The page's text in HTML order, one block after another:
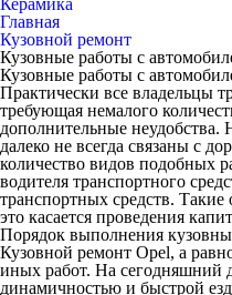
Керамика
Главная
Кузовной ремонт
Кузовные работы с
Кузовные работы с
Практически все владельцы
требующая немалого
дополнительные неудобства.
далеко не всегда связаны с
количество видов подобных
водителя транспортного
транспортных средств. Такие
это касается проведения
Порядок выполнения
Кузовной ремонт Opel, а
иных работ. На сегодняшний
динамичностью и быстрой